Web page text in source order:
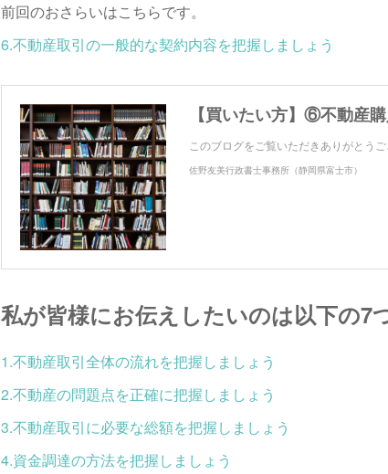
前回のおさらいはこちらです。
6.不動産取引の一般的な契約内容を把握しましょう
【買いたい方】⑥不動産
このブログをご覧いただきありがとう
佐野友美行政書士事務所（静岡県富士市）
私が皆様にお伝えしたいのは以下の7
1.不動産取引全体の流れを把握しましょう
2.不動産の問題点を正確に把握しましょう
3.不動産取引に必要な総額を把握しましょう
4.資金調達の方法を把握しましょう